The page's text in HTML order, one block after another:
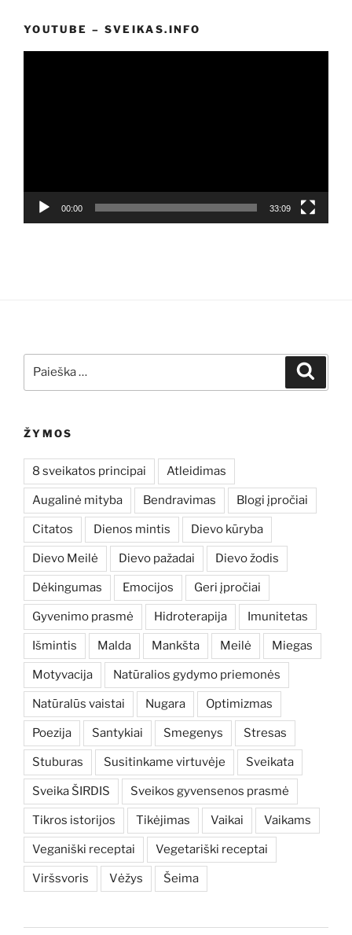
YOUTUBE – SVEIKAS.INFO
00:00 33:09
ŽYMOS
8 sveikatos principai Atleidimas
Augalinė mityba Bendravimas Blogi įpročiai
Citatos Dienos mintis Dievo kūryba
Dievo Meilė Dievo pažadai Dievo žodis
Dėkingumas Emocijos Geri įpročiai
Gyvenimo prasmė Hidroterapija Imunitetas
Išmintis Malda Mankšta Meilė Miegas
Motyvacija Natūralios gydymo priemonės
Natūralūs vaistai Nugara Optimizmas
Poezija Santykiai Smegenys Stresas
Stuburas Susitinkame virtuvėje Sveikata
Sveika ŠIRDIS Sveikos gyvensenos prasmė
Tikros istorijos Tikėjimas Vaikai Vaikams
Veganiški receptai Vegetariški receptai
Viršsvoris Vėžys Šeima